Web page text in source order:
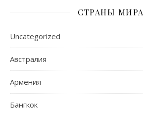
СТРАНЫ МИРА
Uncategorized
Австралия
Армения
Бангкок